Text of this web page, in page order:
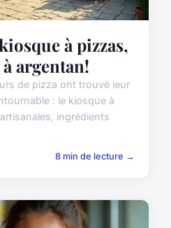
à pizzas,
argentan!
de pizza ont trouvé leur
: le kiosque à
ingrédients
8 min de lecture →